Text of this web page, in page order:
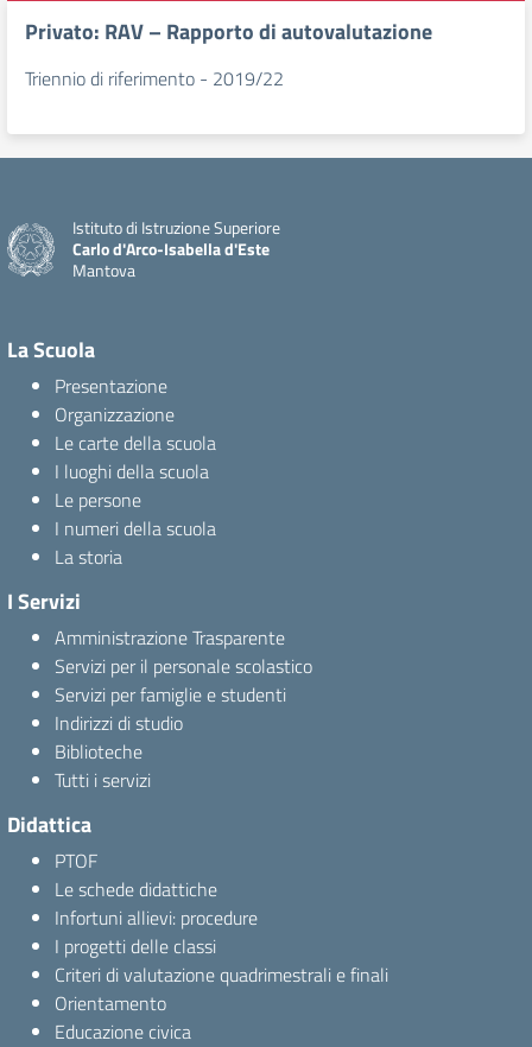
Privato: RAV – Rapporto di autovalutazione
Triennio di riferimento - 2019/22
Istituto di Istruzione Superiore
Carlo d'Arco-Isabella d'Este
Mantova
La Scuola
Presentazione
Organizzazione
Le carte della scuola
I luoghi della scuola
Le persone
I numeri della scuola
La storia
I Servizi
Amministrazione Trasparente
Servizi per il personale scolastico
Servizi per famiglie e studenti
Indirizzi di studio
Biblioteche
Tutti i servizi
Didattica
PTOF
Le schede didattiche
Infortuni allievi: procedure
I progetti delle classi
Criteri di valutazione quadrimestrali e finali
Orientamento
Educazione civica